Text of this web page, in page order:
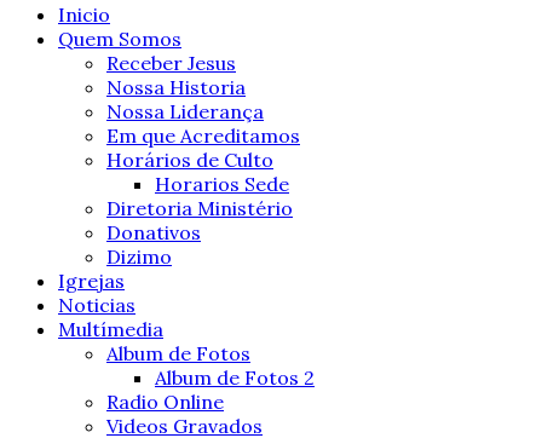
Inicio
Quem Somos
Receber Jesus
Nossa Historia
Nossa Liderança
Em que Acreditamos
Horários de Culto
Horarios Sede
Diretoria Ministério
Donativos
Dizimo
Igrejas
Noticias
Multímedia
Album de Fotos
Album de Fotos 2
Radio Online
Videos Gravados